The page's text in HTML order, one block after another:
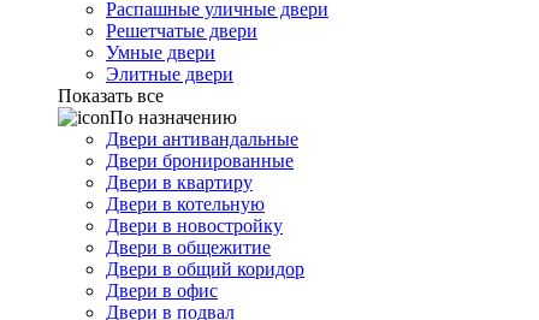
Распашные уличные двери
Решетчатые двери
Умные двери
Элитные двери
Показать все
По назначению
Двери антивандальные
Двери бронированные
Двери в квартиру
Двери в котельную
Двери в новостройку
Двери в общежитие
Двери в общий коридор
Двери в офис
Двери в подвал